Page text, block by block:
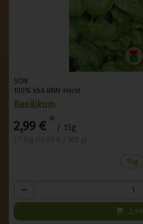
SON
100% kbA BNN-Herst
Basilikum
2,99 € * / 15g
15g
Anzahl
2,99